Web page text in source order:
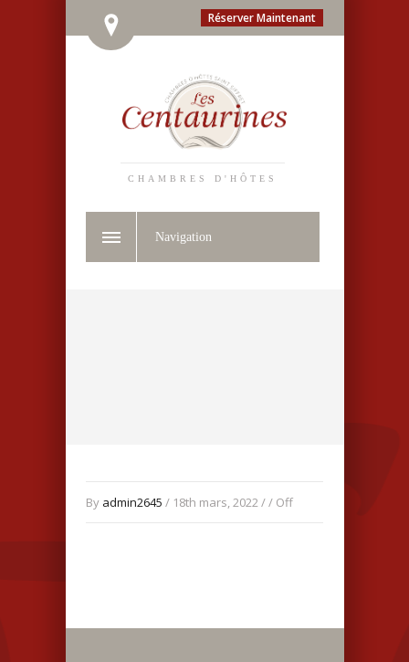
Réserver Maintenant
CHAMBRES D'HÔTES
Navigation
By admin2645 / 18th mars, 2022 / / Off